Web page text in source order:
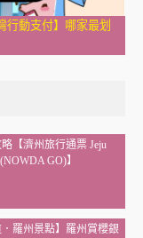
行動支付】哪家最划
【濟州旅行通票 Jeju
GO)】
．羅州景點】羅州賞櫻銀